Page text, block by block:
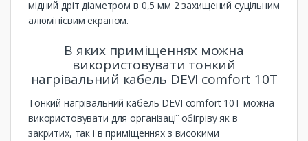
мідний дріт діаметром в 0,5 мм 2 захищений суцільним
алюмінієвим екраном.
В яких приміщеннях можна
використовувати тонкий
нагрівальний кабель DEVI comfort 10T
Тонкий нагрівальний кабель DEVI comfort 10T можна
використовувати для організації обігріву як в
закритих, так і в приміщеннях з високими